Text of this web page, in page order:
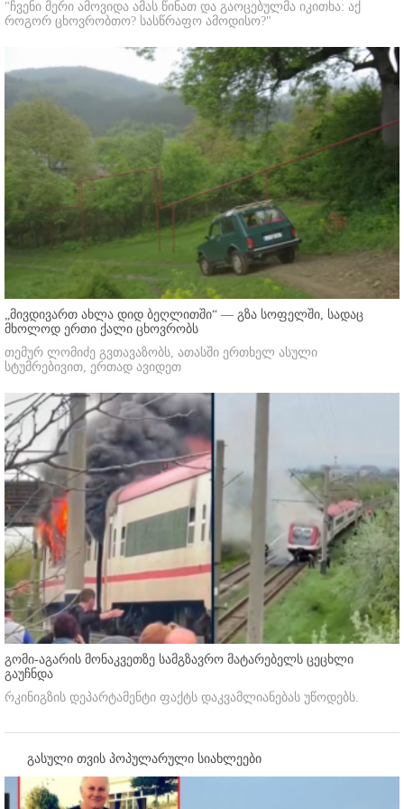
"ჩვენი მერი ამოვიდა ამას წინათ და გაოცებულმა იკითხა: აქ
როგორ ცხოვრობთო? სასწრაფო ამოდისო?"
„მივდივართ ახლა დიდ ბეღლითში“ — გზა სოფელში, სადაც
მხოლოდ ერთი ქალი ცხოვრობს
თემურ ლომიძე გვთავაზობს, ათასში ერთხელ ასული
სტუმრებივით, ერთად ავიდეთ
გომი-აგარის მონაკვეთზე სამგზავრო მატარებელს ცეცხლი
გაუჩნდა
რკინიგზის დეპარტამენტი ფაქტს დაკვამლიანებას უწოდებს.
გასული თვის პოპულარული სიახლეები